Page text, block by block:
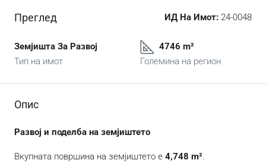
Преглед ИД На Имот: 24-0048
Земјишта За Развој
Тип на имот
4746 m²
Големина на регион
Опис
Развој и поделба на земјиштето
Вкупната површина на земјиштето е 4,748 m².